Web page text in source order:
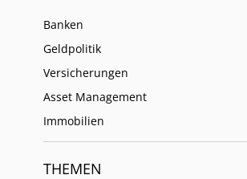
Banken
Geldpolitik
Versicherungen
Asset Management
Immobilien
THEMEN